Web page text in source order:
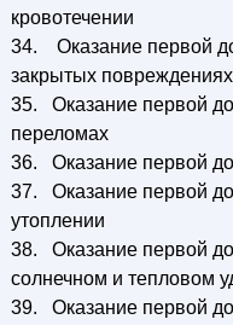
кровотечении
34. Оказание первой
закрытых повреждениях
35. Оказание первой
переломах
36. Оказание первой
37. Оказание первой
утоплении
38. Оказание первой
солнечном и тепловом
39. Оказание первой